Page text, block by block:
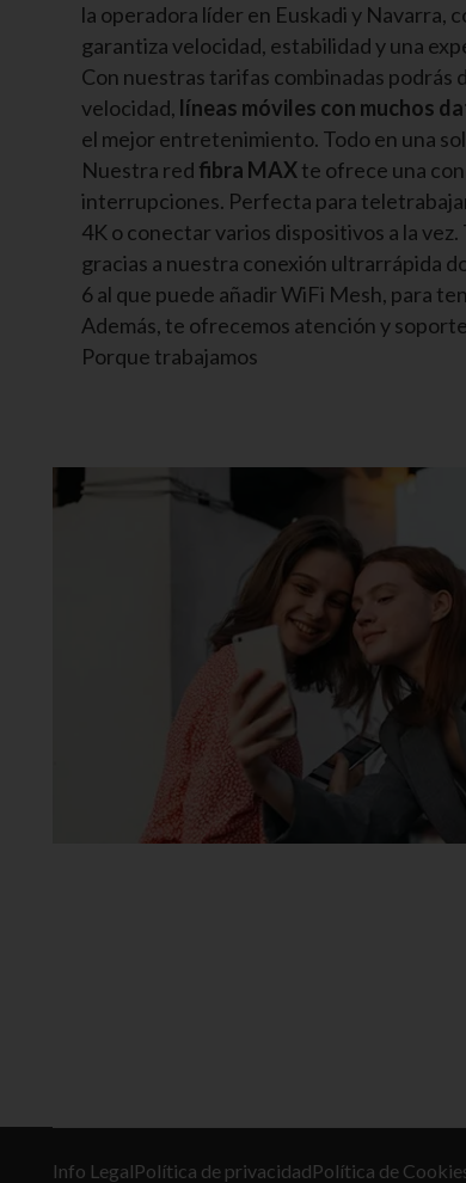
la operadora líder en Euskadi y Navarra,
garantiza velocidad, estabilidad y una
Con nuestras tarifas combinadas
velocidad, líneas móviles con muchos
el mejor entretenimiento. Todo en una
Nuestra red fibra MAXte ofrece una
interrupciones. Perfecta para
4K o conectar varios dispositivos a la
gracias a nuestra conexión ultrarrápida
6 al que puede añadir WiFi Mesh, para
Además, te ofrecemos atención y
Porque trabajamos
Info LegalPolítica de privacidadPolítica de